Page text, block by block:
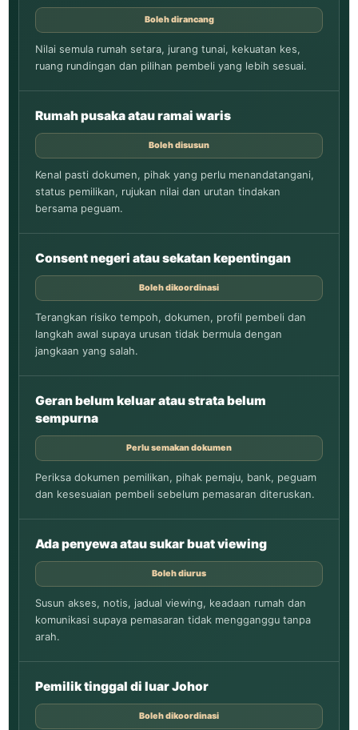
Boleh dirancang
Nilai semula rumah setara, jurang tunai, kekuatan kes,
ruang rundingan dan pilihan pembeli yang lebih sesuai.
Rumah pusaka atau ramai waris
Boleh disusun
Kenal pasti dokumen, pihak yang perlu menandatangani,
status pemilikan, rujukan nilai dan urutan tindakan
bersama peguam.
Consent negeri atau sekatan kepentingan
Boleh dikoordinasi
Terangkan risiko tempoh, dokumen, profil pembeli dan
langkah awal supaya urusan tidak bermula dengan
jangkaan yang salah.
Geran belum keluar atau strata belum
sempurna
Perlu semakan dokumen
Periksa dokumen pemilikan, pihak pemaju, bank, peguam
dan kesesuaian pembeli sebelum pemasaran diteruskan.
Ada penyewa atau sukar buat viewing
Boleh diurus
Susun akses, notis, jadual viewing, keadaan rumah dan
komunikasi supaya pemasaran tidak mengganggu tanpa
arah.
Pemilik tinggal di luar Johor
Boleh dikoordinasi